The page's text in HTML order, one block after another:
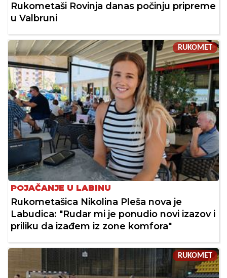
Rukometaši Rovinja danas počinju pripreme
u Valbruni
RUKOMET
POJAČANJE U LABINU
Rukometašica Nikolina Pleša nova je
Labudica: "Rudar mi je ponudio novi izazov i
priliku da izađem iz zone komfora"
RUKOMET